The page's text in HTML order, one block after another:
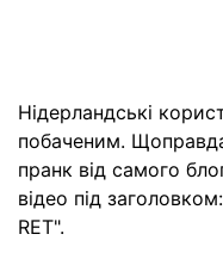
Нідерландські
побаченим.
пранк від самого
відео під
RET".